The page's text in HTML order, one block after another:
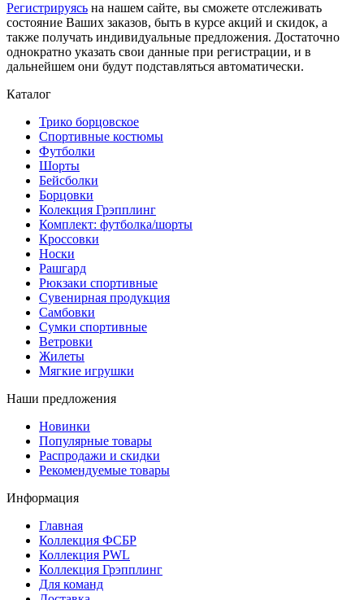
Регистрируясь на нашем сайте, вы сможете отслеживать
состояние Ваших заказов, быть в курсе акций и скидок, а
также получать индивидуальные предложения. Достаточно
однократно указать свои данные при регистрации, и в
дальнейшем они будут подставляться автоматически.
Каталог
Трико борцовское
Спортивные костюмы
Футболки
Шорты
Бейсболки
Борцовки
Колекция Грэпплинг
Комплект: футболка/шорты
Кроссовки
Носки
Рашгард
Рюкзаки спортивные
Сувенирная продукция
Самбовки
Сумки спортивные
Ветровки
Жилеты
Мягкие игрушки
Наши предложения
Новинки
Популярные товары
Распродажи и скидки
Рекомендуемые товары
Информация
Главная
Коллекция ФСБР
Коллекция PWL
Коллекция Грэпплинг
Для команд